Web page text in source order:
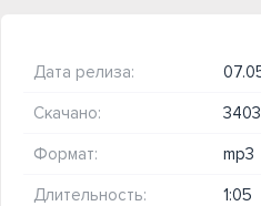
Дата релиза:
Скачано: 3403
Формат: mp3
Длительность: 1:05